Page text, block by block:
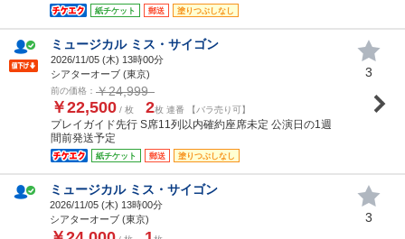
紙チケット 郵送 塗りつぶしなし
ミュージカル ミス・サイゴン
2026/11/05 (木) 13時00分
シアターオーブ (東京)
前の価格： ￥24,999
￥22,500 / 枚 2枚 連番 【バラ売り可】
プレイガイド先行 S席11列以内確約座席未定 公演日の1週
間前発送予定
紙チケット 郵送 塗りつぶしなし
3
ミュージカル ミス・サイゴン
2026/11/05 (木) 13時00分
シアターオーブ (東京)
3